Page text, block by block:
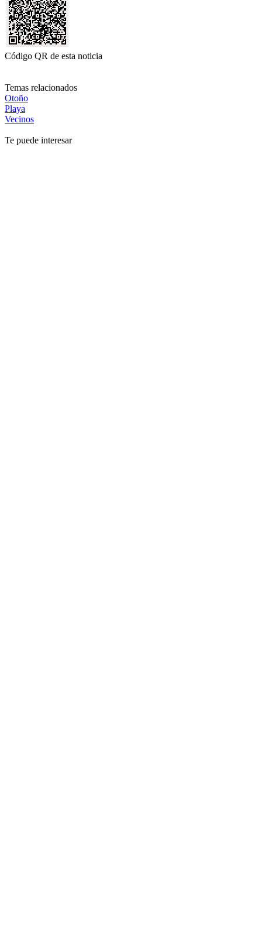
Código QR de esta noticia
Temas relacionados
Otoño
Playa
Vecinos
Te puede interesar